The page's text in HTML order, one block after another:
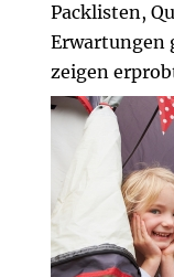
Packlisten,
Erwartungen
zeigen